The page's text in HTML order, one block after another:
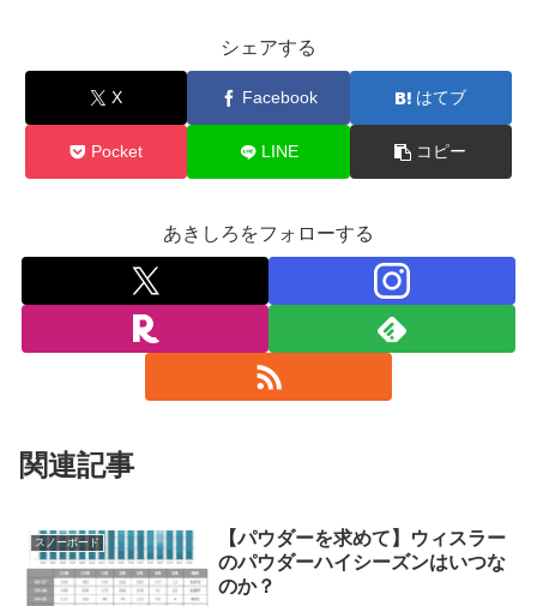
シェアする
X Facebook はてブ
Pocket LINE コピー
あきしろをフォローする
関連記事
スノーボード
【パウダーを求めて】ウィスラー
のパウダーハイシーズンはいつな
のか？